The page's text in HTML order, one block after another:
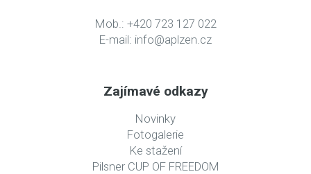
Mob.: +420 723 127 022
E-mail: info@aplzen.cz
Zajímavé odkazy
Novinky
Fotogalerie
Ke stažení
Pilsner CUP OF FREEDOM